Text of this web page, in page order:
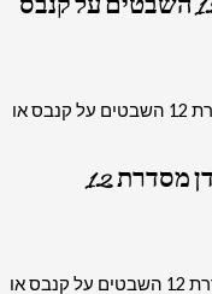
2750 – תמונה של של שבט דן מסדרת 12